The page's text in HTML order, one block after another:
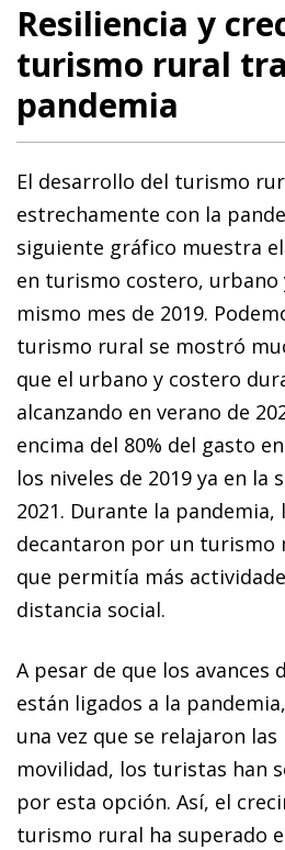
Resiliencia y
turismo rural
pandemia
El desarrollo del turismo
estrechamente con la
siguiente gráfico muestra
en turismo costero, urbano
mismo mes de 2019.
turismo rural se mostró
que el urbano y costero
alcanzando en verano de
encima del 80% del gasto
los niveles de 2019 ya en la
2021. Durante la
decantaron por un turismo
que permitía más
distancia social.
A pesar de que los
están ligados a la
una vez que se relajaron
movilidad, los turistas han
por esta opción. Así, el
turismo rural ha superado